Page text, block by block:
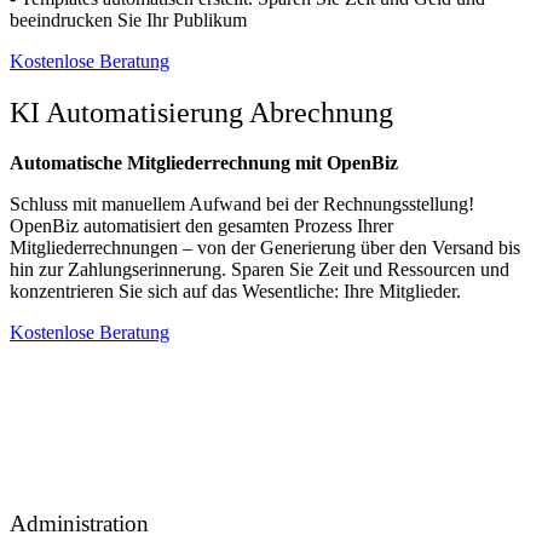
beeindrucken Sie Ihr Publikum
Kostenlose Beratung​
KI Automatisierung Abrechnung
Automatische Mitgliederrechnung mit OpenBiz
Schluss mit manuellem Aufwand bei der Rechnungsstellung!
OpenBiz automatisiert den gesamten Prozess Ihrer
Mitgliederrechnungen – von der Generierung über den Versand bis
hin zur Zahlungserinnerung. Sparen Sie Zeit und Ressourcen und
konzentrieren Sie sich auf das Wesentliche: Ihre Mitglieder.
Kostenlose Beratung
Administration